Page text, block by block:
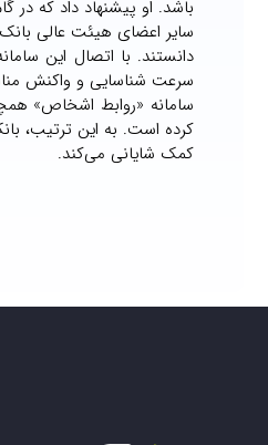
باشد. او پیشنهاد داد که در
سایر اعضای هیئت عالی
دانستند. با اتصال این
سرعت شناسایی و واکنش
سامانه «روابط اشخاص»
کرده است. به این ترتیب،
کمک شایانی می‌کند.